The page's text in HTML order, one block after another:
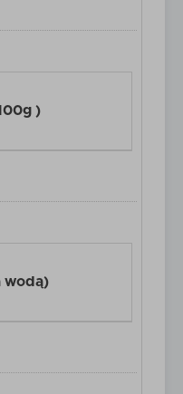
)
wodą)